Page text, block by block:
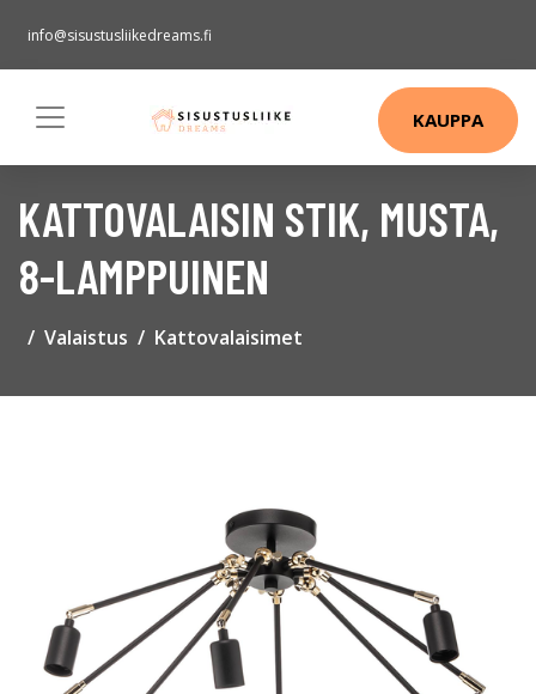
info@sisustusliikedreams.fi
KAUPPA
KATTOVALAISIN STIK, MUSTA,
8-LAMPPUINEN
Valaistus Kattovalaisimet